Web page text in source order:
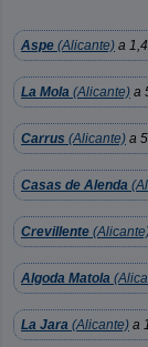
Aspe (Alicante) a
La Mola (Alicante) a
Carrus (Alicante) a
Casas de Alenda
Crevillente
Algoda Matola
La Jara (Alicante) a